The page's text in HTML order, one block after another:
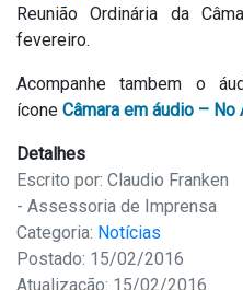
Reunião Ordinária da
fevereiro.
Acompanhe tambem o
ícone Câmara em áudio – No
Detalhes
Escrito por: Claudio Franken
- Assessoria de Imprensa
Categoria: Notícias
Postado: 15/02/2016
Atualização: 15/02/2016